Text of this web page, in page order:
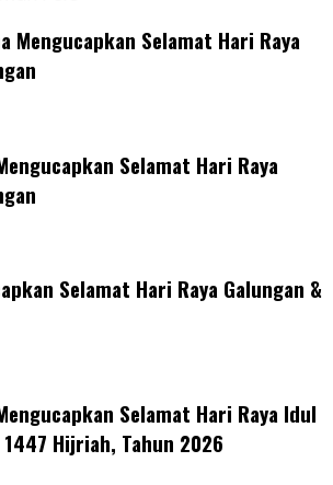
Mengucapkan Selamat Hari Raya
Selamat Hari Raya
Selamat Hari Raya Galungan &
Selamat Hari Raya Idul
Hijriah, Tahun 2026